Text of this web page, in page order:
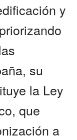
y
su
la Ley
que
a